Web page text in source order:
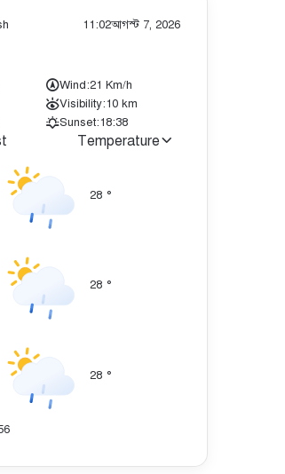
11:02আগস্ট 7, 2026
Wind:21 Km/h
Visibility:10 km
Sunset:18:38
Temperature
28 °
28 °
28 °